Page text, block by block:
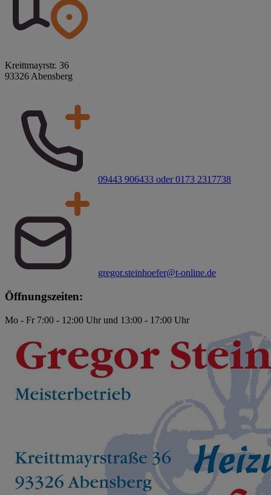
Kreittmayrstr. 36
93326 Abensberg
09443 906433 oder 0173 2317738
gregor.steinhoefer@t-online.de
Öffnungszeiten:
Mo - Fr 7:00 - 12:00 Uhr und 13:00 - 17:00 Uhr